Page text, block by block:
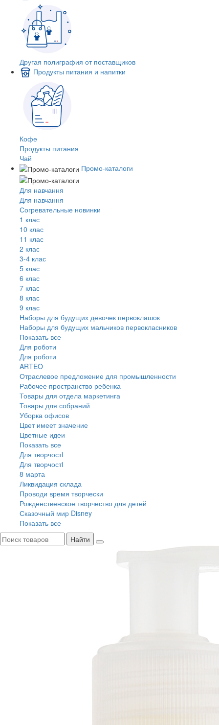
Другая полиграфия от поставщиков
Продукты питания и напитки
Кофе
Продукты питания
Чай
Промо-каталоги
Для навчання
Для навчання
Согревательные новинки
1 клас
10 клас
11 клас
2 клас
3-4 клас
5 клас
6 клас
7 клас
8 клас
9 клас
Наборы для будущих девочек первоклашок
Наборы для будущих мальчиков первокласников
Показать все
Для роботи
Для роботи
ARTEO
Отраслевое предложение для промышленности
Рабочее пространство ребенка
Товары для отдела маркетинга
Товары для собраний
Уборка офисов
Цвет имеет значение
Цветные идеи
Показать все
Для творчостi
Для творчостi
8 марта
Ликвидация склада
Проводи время творчески
Рожденственское творчество для детей
Сказочный мир Disney
Показать все
Найти